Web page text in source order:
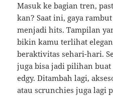
Masuk ke bagian tren,
kan? Saat ini, gaya
menjadi hits. Tampilan
bikin kamu terlihat
beraktivitas sehari-hari.
juga bisa jadi pilihan
edgy. Ditambah lagi,
atau scrunchies juga lagi